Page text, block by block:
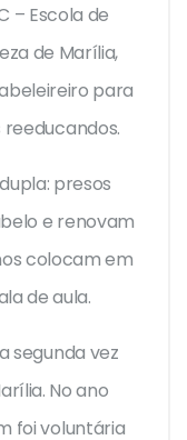
– Escola de
de Marília,
para
presos
e renovam
colocam em
de aula.
segunda vez
No ano
foi voluntária